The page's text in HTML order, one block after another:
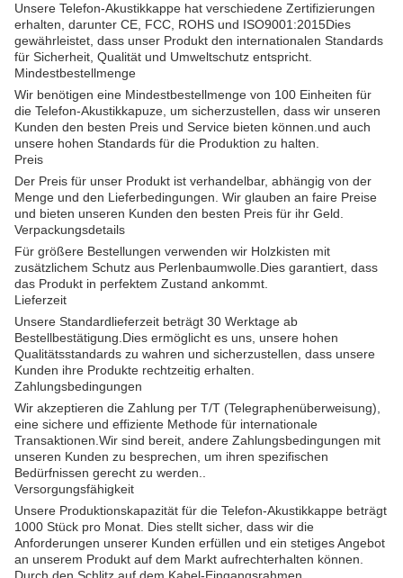
Unsere Telefon-Akustikkappe hat verschiedene Zertifizierungen
erhalten, darunter CE, FCC, ROHS und ISO9001:2015Dies
gewährleistet, dass unser Produkt den internationalen Standards
für Sicherheit, Qualität und Umweltschutz entspricht.
Mindestbestellmenge
Wir benötigen eine Mindestbestellmenge von 100 Einheiten für
die Telefon-Akustikkapuze, um sicherzustellen, dass wir unseren
Kunden den besten Preis und Service bieten können.und auch
unsere hohen Standards für die Produktion zu halten.
Preis
Der Preis für unser Produkt ist verhandelbar, abhängig von der
Menge und den Lieferbedingungen. Wir glauben an faire Preise
und bieten unseren Kunden den besten Preis für ihr Geld.
Verpackungsdetails
Für größere Bestellungen verwenden wir Holzkisten mit
zusätzlichem Schutz aus Perlenbaumwolle.Dies garantiert, dass
das Produkt in perfektem Zustand ankommt.
Lieferzeit
Unsere Standardlieferzeit beträgt 30 Werktage ab
Bestellbestätigung.Dies ermöglicht es uns, unsere hohen
Qualitätsstandards zu wahren und sicherzustellen, dass unsere
Kunden ihre Produkte rechtzeitig erhalten.
Zahlungsbedingungen
Wir akzeptieren die Zahlung per T/T (Telegraphenüberweisung),
eine sichere und effiziente Methode für internationale
Transaktionen.Wir sind bereit, andere Zahlungsbedingungen mit
unseren Kunden zu besprechen, um ihren spezifischen
Bedürfnissen gerecht zu werden..
Versorgungsfähigkeit
Unsere Produktionskapazität für die Telefon-Akustikkappe beträgt
1000 Stück pro Monat. Dies stellt sicher, dass wir die
Anforderungen unserer Kunden erfüllen und ein stetiges Angebot
an unserem Produkt auf dem Markt aufrechterhalten können.